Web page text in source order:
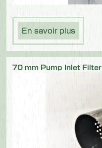
En savoir plus
70 mm Pump Inlet Filter